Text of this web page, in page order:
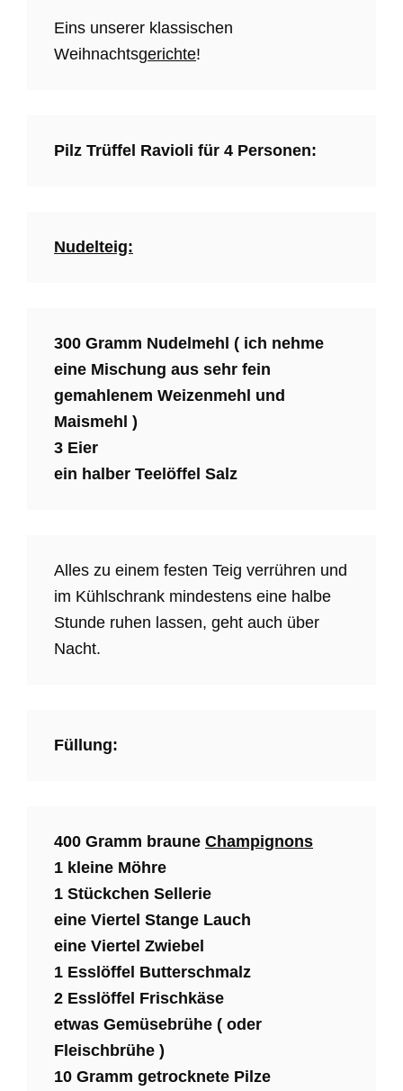
Eins unserer klassischen
Weihnachtsgerichte!
Pilz Trüffel Ravioli für 4 Personen:
Nudelteig:
300 Gramm Nudelmehl ( ich nehme
eine Mischung aus sehr fein
gemahlenem Weizenmehl und
Maismehl )
3 Eier
ein halber Teelöffel Salz
Alles zu einem festen Teig verrühren und
im Kühlschrank mindestens eine halbe
Stunde ruhen lassen, geht auch über
Nacht.
Füllung:
400 Gramm braune Champignons
1 kleine Möhre
1 Stückchen Sellerie
eine Viertel Stange Lauch
eine Viertel Zwiebel
1 Esslöffel Butterschmalz
2 Esslöffel Frischkäse
etwas Gemüsebrühe ( oder
Fleischbrühe )
10 Gramm getrocknete Pilze